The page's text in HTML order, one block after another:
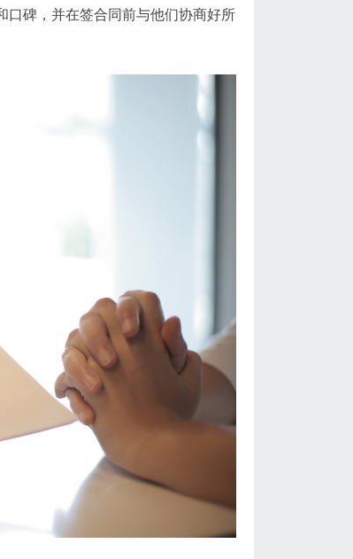
口碑，并在签合同前与他们协商好所